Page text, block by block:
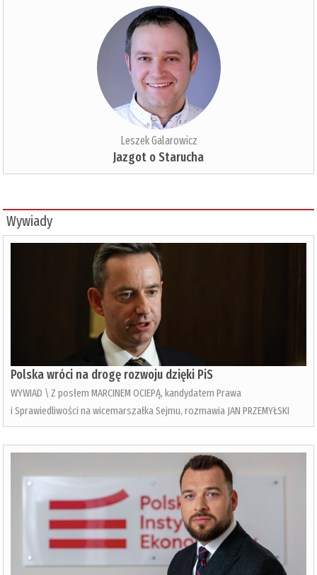
Leszek Galarowicz
Jazgot o Starucha
Wywiady
Polska wróci na drogę rozwoju dzięki PiS
WYWIAD \ Z posłem MARCINEM OCIEPĄ, kandydatem Prawa
i Sprawiedliwości na wicemarszałka Sejmu, rozmawia JAN PRZEMYŁSKI